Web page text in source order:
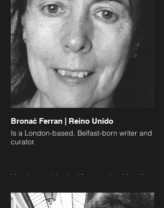
www.belengache.net
Bronaċ Ferran | Reino Unido
Is a London-based, Belfast-born writer and
curator.
Her doctoral thesis, “Autopoetics: Hansjörg
(Birkbeck, University of London) was
completed in 2023.